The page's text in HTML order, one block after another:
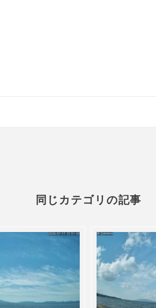
同じカテゴリの記事